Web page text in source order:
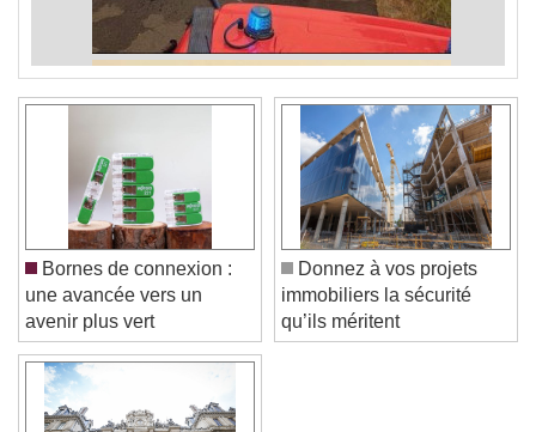
Bornes de connexion :
une avancée vers un
avenir plus vert
Donnez à vos projets
immobiliers la sécurité
qu’ils méritent